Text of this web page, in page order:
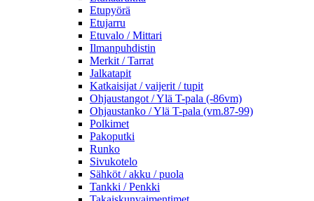
Etupyörä
Etujarru
Etuvalo / Mittari
Ilmanpuhdistin
Merkit / Tarrat
Jalkatapit
Katkaisijat / vaijerit / tupit
Ohjaustangot / Ylä T-pala (-86vm)
Ohjaustanko / Ylä T-pala (vm.87-99)
Polkimet
Pakoputki
Runko
Sivukotelo
Sähköt / akku / puola
Tankki / Penkki